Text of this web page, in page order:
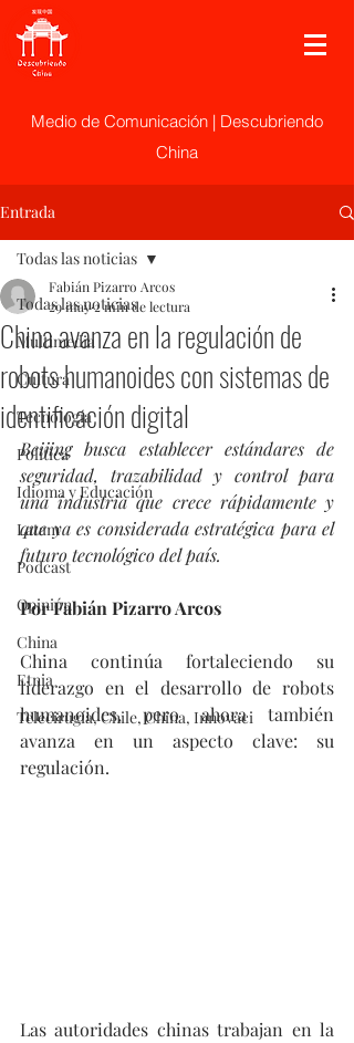
Medio de Comunicación | Descubriendo
China
Entrada
Todas las noticias
Multimedia
Cultura
Tecnología
Politica
Idioma y Educación
Latam
Podcast
Opinión
China
Etnia
Telecirugía, Chile, China, Innovaci
Todas las noticias
China avanza en la regulación de
robots humanoides con sistemas de
identificación digital
Fabián Pizarro Arcos
29 may2 min de lectura
Beijing busca establecer estándares de
seguridad, trazabilidad y control para
una industria que crece rápidamente y
que ya es considerada estratégica para el
futuro tecnológico del país.
Por Fabián Pizarro Arcos
China continúa fortaleciendo su
liderazgo en el desarrollo de robots
humanoides, pero ahora también
avanza en un aspecto clave: su
regulación.
Las autoridades chinas trabajan en la